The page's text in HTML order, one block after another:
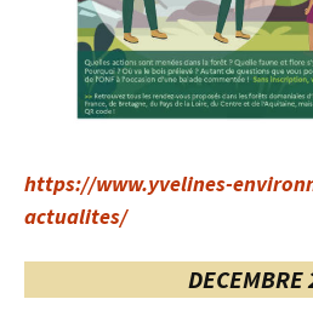
https://www.yvelines-
actualites/
DECEMBRE